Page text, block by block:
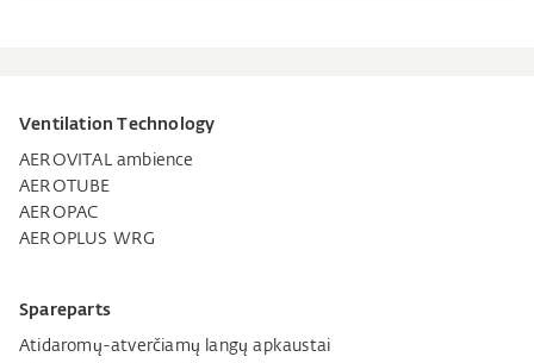
Ventilation Technology
AEROVITAL ambience
AEROTUBE
AEROPAC
AEROPLUS WRG
Spareparts
Atidaromų-atverčiamų langų apkaustai